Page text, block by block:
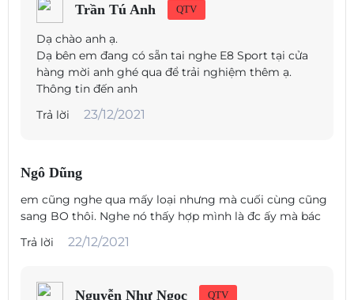
Trần Tú Anh QTV
Dạ chào anh ạ.
Dạ bên em đang có sẵn tai nghe E8 Sport tại cửa
hàng mời anh ghé qua để trải nghiệm thêm ạ.
Thông tin đến anh
Trả lời
23/12/2021
Ngô Dũng
em cũng nghe qua mấy loại nhưng mà cuối cùng cũng
sang BO thôi. Nghe nó thấy hợp mình là đc ấy mà bác
Trả lời
22/12/2021
Nguyễn Như Ngọc QTV